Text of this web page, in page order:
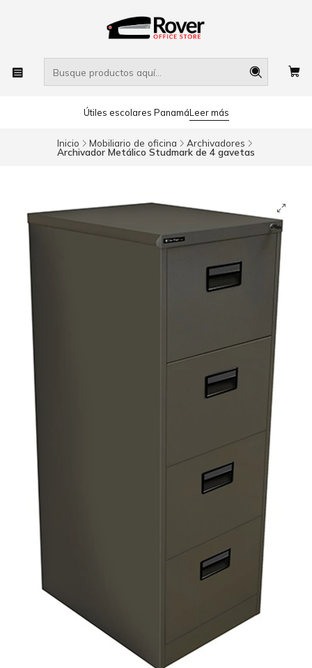
Útiles escolares PanamáLeer más
Inicio Mobiliario de oficina Archivadores
Archivador Metálico Studmark de 4 gavetas